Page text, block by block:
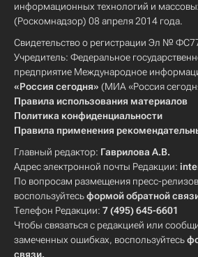
информационных технологий и
(Роскомнадзор) 08 апреля 2014 года.
Свидетельство о регистрации Эл №
Учредитель: Федеральное
предприятие Международное
«Россия сегодня» (МИА «Россия
Правила использования материалов
Политика конфиденциальности
Правила применения
Главный редактор: Гаврилова А.В.
Адрес электронной почты Редакции:
По вопросам размещения пресс-
воспользуйтесьформой обратной
Телефон Редакции: 7 (495) 645-6601
Чтобы связаться с редакцией или
замеченных ошибках, воспользуйтесь
связи.